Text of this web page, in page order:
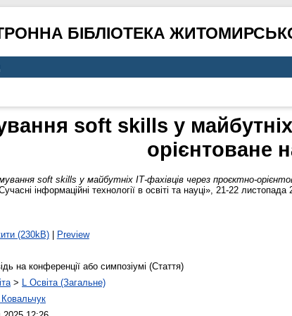
БІБЛІОТЕКА
soft skills у майбутніх
орієнтоване
soft skills у майбутніх ІТ-фахівців через проєктно-
інформаційні технології в освіті та науці», 21-22
(230kB)| Preview
на конференції або симпозіумі (Стаття)
> L Освіта (Загальне)